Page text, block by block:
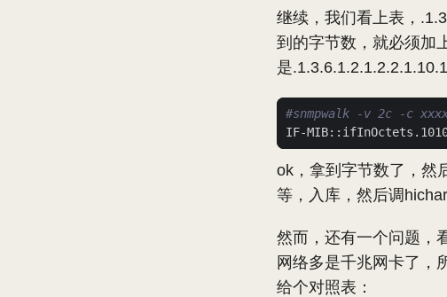
继续，我们看上表，
到的字节数，就必须加
是
#snmpwalk -v 2c -c
IF-
ok，拿到字节数了，然
等，入库，然后调
然而，还有一个问题，
网络多是千兆网卡了，
给个对照表：